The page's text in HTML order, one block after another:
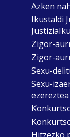
Azken
Ikustaldi
Zigor-
Zigor-
Sexu-
Sexu-
ezereztea